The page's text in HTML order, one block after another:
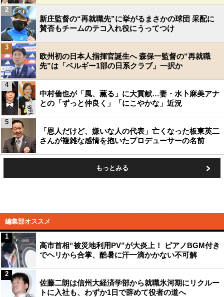
新庄監督の“再就職先”に挙がるまさかの球団 采配に
賛否もチームのテコ入れ役にうってつけ
2
欧州初の日本人指揮官誕生へ 森保一監督の“再就職
先”は「ベルギー1部の日系クラブ」一択か
3
中村倫也が「風、薫る」に大貢献…妻・水卜麻美アナ
との「ずっと仲良く」「にこやかな」近況
4
「恩人だけど、嫌いな人の代表」亡くなった板東英二
さんが複雑な感情を抱いたプロデューサーの名前
5
もっとみる
編集部オススメ
高市首相“被災地利用PV”が大炎上！ ピアノBGM付き
でヘリから合掌、酷暑に汗一滴かかない不可解
1
佐藤二朗は信州大経済学部から就職氷河期にリクルー
トに入社も、わずか1日で辞めて役者の道へ
2